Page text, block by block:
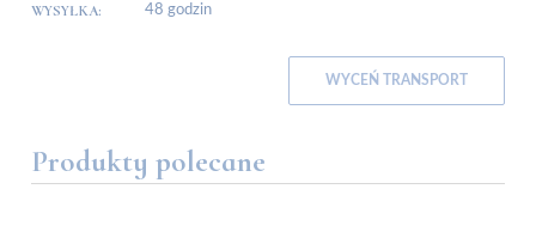
WYSYŁKA: 48 godzin
WYCEŃ TRANSPORT
Produkty polecane